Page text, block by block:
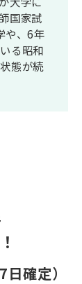
国家試
や、6年
る昭和
態が続
確定）